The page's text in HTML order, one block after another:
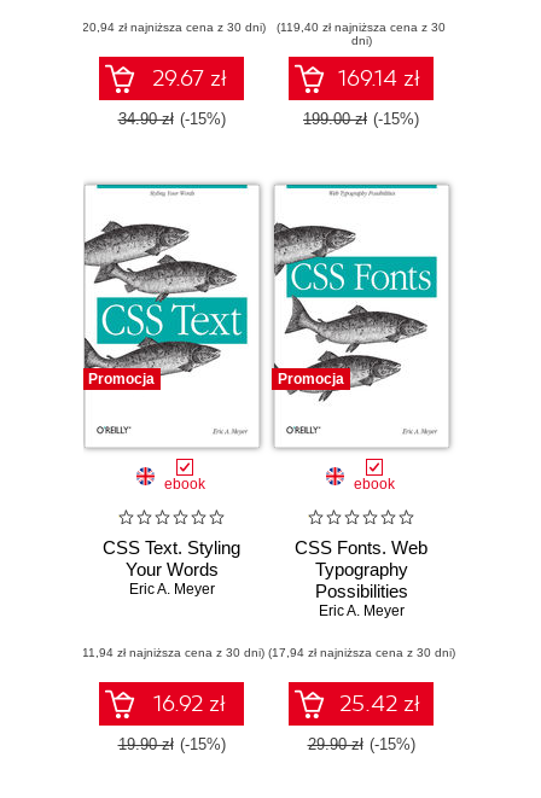
(20,94 zł najniższa cena z 30 dni)
29.67 zł
34.90 zł (-15%)
(119,40 zł najniższa cena z 30
dni)
169.14 zł
199.00 zł (-15%)
Promocja
ebook
CSS Text. Styling
Your Words
Eric A. Meyer
(11,94 zł najniższa cena z 30 dni)
16.92 zł
19.90 zł (-15%)
Promocja
ebook
CSS Fonts. Web
Typography
Possibilities
Eric A. Meyer
(17,94 zł najniższa cena z 30 dni)
25.42 zł
29.90 zł (-15%)